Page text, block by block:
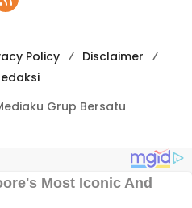
Policy
Disclaimer
Grup Bersatu